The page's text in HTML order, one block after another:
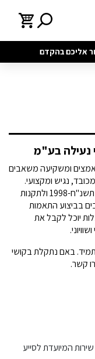
אליכם בהקדם
נעילה בע"מ
ומשקיעה משאבים
נגיש ומקצועי.
בהתאם לחוק שוויון זכויות לאנשים עם מוגבלויות תשנ"ח-1998 ולתקנות
בביצוע התאמות
יוכל לקבל את
באם נתקלת בקושי
קשר.
המיועדת לסייע